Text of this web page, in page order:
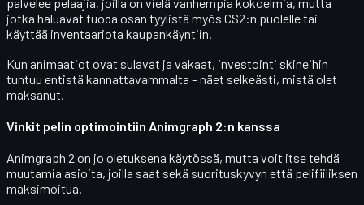
jotka haluavat tuoda osan tyylistä myös CS2:n puolelle tai
käyttää inventaariota kaupankäyntiin.
Kun animaatiot ovat sulavat ja vakaat, investointi skineihin
tuntuu entistä kannattavammalta – näet selkeästi, mistä olet
maksanut.
Vinkit pelin optimointiin Animgraph 2:n kanssa
Animgraph 2 on jo oletuksena käytössä, mutta voit itse tehdä
muutamia asioita, joilla saat sekä suorituskyvyn että pelifiiliksen
maksimoitua.